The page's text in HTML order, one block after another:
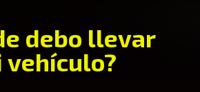
debo llevar
vehículo?